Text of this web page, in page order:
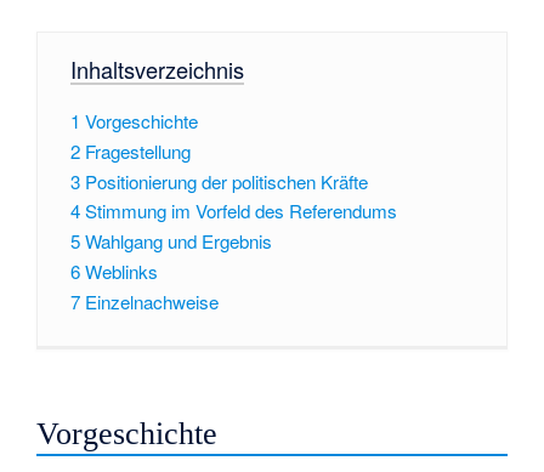
Inhaltsverzeichnis
1 Vorgeschichte
2 Fragestellung
3 Positionierung der politischen Kräfte
4Stimmung im Vorfeld des Referendums
5Wahlgang und Ergebnis
6Weblinks
7 Einzelnachweise
Vorgeschichte